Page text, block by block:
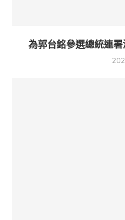
為郭台銘參選總統連